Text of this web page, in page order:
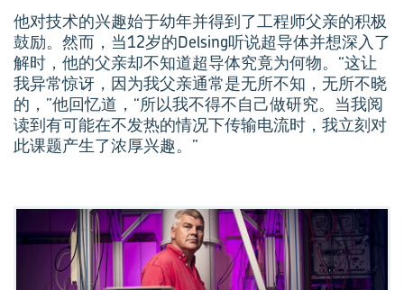
他对技术的兴趣始于幼年并得到了工程师父亲的积极
鼓励。然而，当12岁的Delsing听说超导体并想深入了
解时，他的父亲却不知道超导体究竟为何物。“这让
我异常惊讶，因为我父亲通常是无所不知，无所不晓
的，”他回忆道，“所以我不得不自己做研究。当我阅
读到有可能在不发热的情况下传输电流时，我立刻对
此课题产生了浓厚兴趣。”